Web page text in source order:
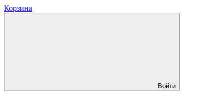
Корзина
Войти